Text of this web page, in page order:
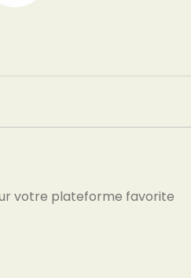
votre plateforme favorite